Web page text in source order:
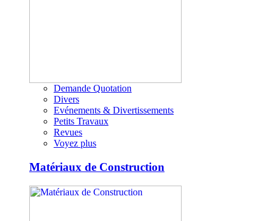
Demande Quotation
Divers
Evénements & Divertissements
Petits Travaux
Revues
Voyez plus
Matériaux de Construction